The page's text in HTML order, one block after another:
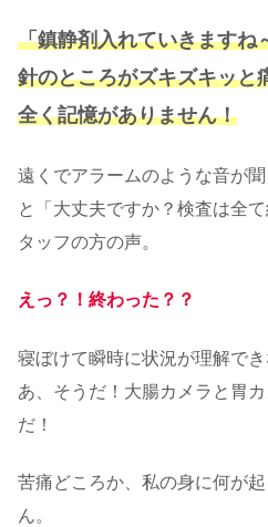
「鎮静剤入れていきますね
針のところがズキズキッ
全く記憶がありません！
遠くでアラームのような音が
と「大丈夫ですか？検査は全
タッフの方の声。
えっ？！終わった？？
寝ぼけて瞬時に状況が理解で
あ、そうだ！大腸カメラと胃
だ！
苦痛どころか、私の身に何が
ん。